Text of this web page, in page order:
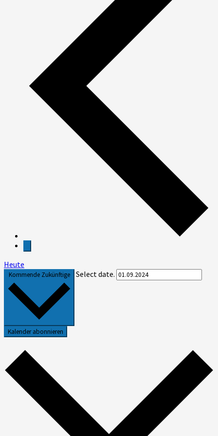
Heute
Kommende Zukünftige Select date.
Kalender abonnieren